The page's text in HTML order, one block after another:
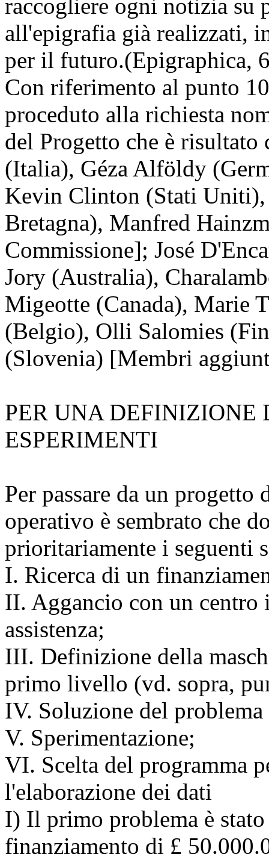
raccogliere ogni notizia su
all'epigrafia già realizzati,
per il futuro.(Epigraphica,
Con riferimento al punto
proceduto alla richiesta
del Progetto che è
(Italia), Géza Alföldy
Kevin Clinton (Stati Uniti),
Bretagna), Manfred
Commissione]; José
Jory (Australia),
Migeotte (Canada), Marie
(Belgio), Olli Salomies
(Slovenia) [Membri
PER UNA DEFINIZIONE
ESPERIMENTI
Per passare da un progetto
operativo è sembrato che
prioritariamente i seguenti
I. Ricerca di un
II. Aggancio con un
assistenza;
III. Definizione della
primo livello (vd. sopra,
IV. Soluzione del
V. Sperimentazione;
VI. Scelta del programma
l'elaborazione dei dati
I) Il primo problema è
finanziamento di £